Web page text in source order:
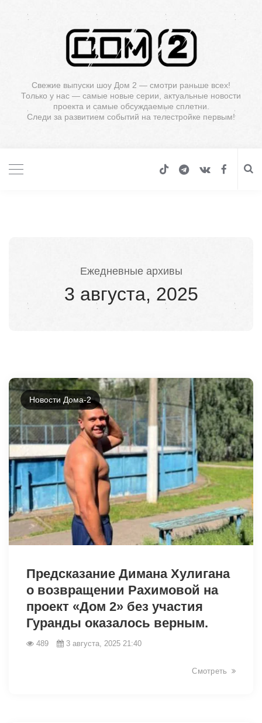
Свежие выпуски шоу Дом 2 — смотри раньше всех!
Только у нас — самые новые серии, актуальные новости
проекта и самые обсуждаемые сплетни.
Следи за развитием событий на телестройке первым!
Ежедневные архивы
3 августа, 2025
Новости Дома-2
Предсказание Димана Хулигана
о возвращении Рахимовой на
проект «Дом 2» без участия
Гуранды оказалось верным.
489 3 августа, 2025 21:40
Смотреть